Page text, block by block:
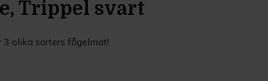
Trippel svart
olika sorters fågelmat!